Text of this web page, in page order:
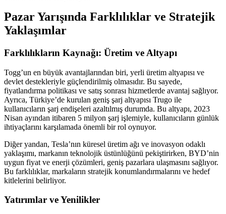
Pazar Yarışında Farklılıklar ve Stratejik
Yaklaşımlar
Farklılıkların Kaynağı: Üretim ve Altyapı
Togg’un en büyük avantajlarından biri, yerli üretim altyapısı ve
devlet destekleriyle güçlendirilmiş olmasıdır. Bu sayede,
fiyatlandırma politikası ve satış sonrası hizmetlerde avantaj sağlıyor.
Ayrıca, Türkiye’de kurulan geniş şarj altyapısı Trugo ile
kullanıcıların şarj endişeleri azaltılmış durumda. Bu altyapı, 2023
Nisan ayından itibaren 5 milyon şarj işlemiyle, kullanıcıların günlük
ihtiyaçlarını karşılamada önemli bir rol oynuyor.
Diğer yandan, Tesla’nın küresel üretim ağı ve inovasyon odaklı
yaklaşımı, markanın teknolojik üstünlüğünü pekiştirirken, BYD’nin
uygun fiyat ve enerji çözümleri, geniş pazarlara ulaşmasını sağlıyor.
Bu farklılıklar, markaların stratejik konumlandırmalarını ve hedef
kitlelerini belirliyor.
Yatırımlar ve Yenilikler